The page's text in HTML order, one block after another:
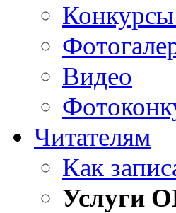
Видео
Читателям
Как
Услуги